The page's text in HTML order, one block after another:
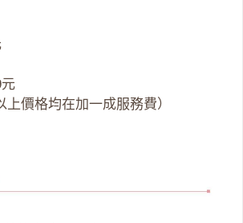
上價格均在加一成服務費）